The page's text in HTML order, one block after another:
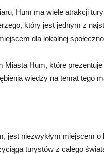
Hum ma wiele atrakcji
który jest jednym z
dla lokalnej
Miasta Hum, które
wiedzy na temat tego
jest niezwykłym miejscem
turystów z całego